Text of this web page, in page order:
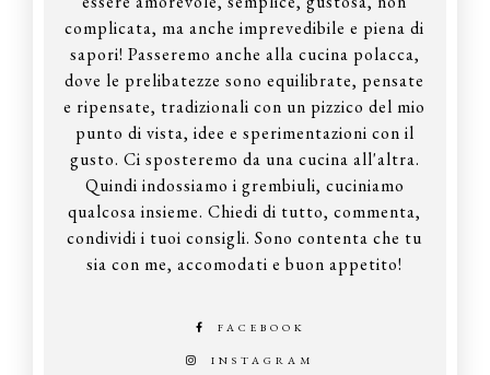
complicata, ma anche imprevedibile e piena di
sapori! Passeremo anche alla cucina polacca,
dove le prelibatezze sono equilibrate, pensate
e ripensate, tradizionali con un pizzico del mio
punto di vista, idee e sperimentazioni con il
gusto. Ci sposteremo da una cucina all'altra.
Quindi indossiamo i grembiuli, cuciniamo
qualcosa insieme. Chiedi di tutto, commenta,
condividi i tuoi consigli. Sono contenta che tu
sia con me, accomodati e buon appetito!
FACEBOOK
INSTAGRAM